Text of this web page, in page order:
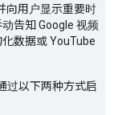
向用户显示重要时
告知 Google 视频
数据或 YouTube
过以下两种方式启